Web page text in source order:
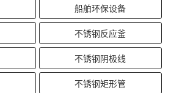
船舶环保设备
不锈钢反应釜
不锈钢阴极线
不锈钢矩形管